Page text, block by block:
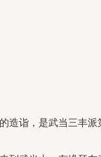
诣，是武当三丰派